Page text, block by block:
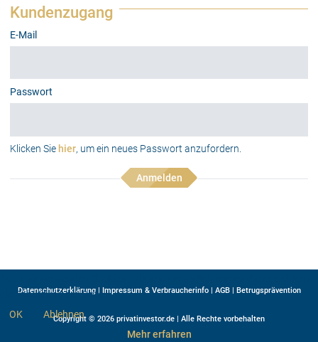
Kundenzugang
E-Mail
Passwort
Klicken Sie hier, um ein neues Passwort anzufordern.
Anmelden
Datenschutzerklärung| Impressum & Verbraucherinfo| AGB| Betrugsprävention
Copyright © 2026 privatinvestor.de | Alle Rechte vorbehalten
die Benutzung der Seite.
OK
Ablehnen
Mehr erfahren